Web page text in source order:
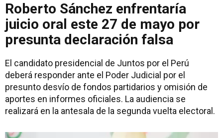
Roberto Sánchez enfrentaría
juicio oral este 27 de mayo por
presunta declaración falsa
El candidato presidencial de Juntos por el Perú
deberá responder ante el Poder Judicial por el
presunto desvío de fondos partidarios y omisión de
aportes en informes oficiales. La audiencia se
realizará en la antesala de la segunda vuelta electoral.